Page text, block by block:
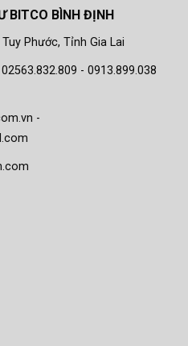
BITCO BÌNH ĐỊNH
Phước, Tỉnh Gia Lai
- 0913.899.038
-